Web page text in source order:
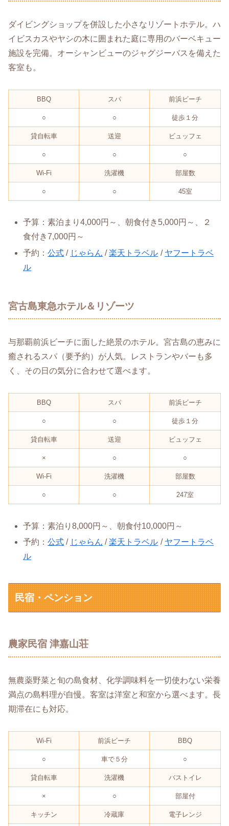
ダイビングショップを併設した小さなリゾートホテル。ハ
イビスカスやヤシの木に囲まれた庭に専用のバーベキュー
施設を完備。オーシャンビューのジャグジーバスを備えた
客室も。
BBQ スパ 前浜ビーチ
○ ○ 徒歩１分
貸自転車 送迎 ビュッフェ
○ ○ ○
Wi-Fi 洗濯機 部屋数
○ ○ 45室
予算：素泊まり4,000円～、朝食付き5,000円～、２
食付き7,000円～
予約：公式 / じゃらん /楽天トラベル / ヤフートラベ
ル
宮古島東急ホテル＆リゾーツ
与那覇前浜ビーチに面した絶景のホテル。宮古島の恵みに
癒されるスパ（要予約）が人気。レストランやバーも多
く、その日の気分に合わせて選べます。
BBQ スパ 前浜ビーチ
○ ○ 徒歩１分
貸自転車 送迎 ビュッフェ
× ○ ○
Wi-Fi 洗濯機 部屋数
○ ○ 247室
予算：素泊り8,000円～、朝食付10,000円～
予約：公式 / じゃらん /楽天トラベル / ヤフートラベ
ル
民宿・ペンション
農家民宿 津嘉山荘
無農薬野菜と旬の島食材、化学調味料を一切使わない栄養
満点の島料理が自慢。客室は洋室と和室から選べます。長
期滞在にも対応。
Wi-Fi 前浜ビーチ BBQ
○ 車で５分 ○
貸自転車 洗濯機 バストイレ
× ○ 部屋付
キッチン 冷蔵庫 電子レンジ